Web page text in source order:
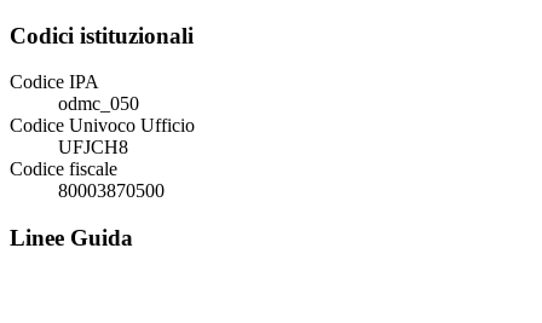
Codici istituzionali
Codice IPA
odmc_050
Codice Univoco Ufficio
UFJCH8
Codice fiscale
80003870500
Linee Guida